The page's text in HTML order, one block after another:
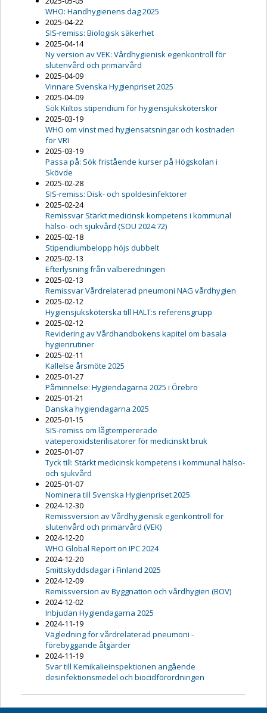
WHO: Handhygienens dag 2025
2025-04-22
SIS-remiss: Biologisk säkerhet
2025-04-14
Ny version av VEK: Vårdhygienisk egenkontroll för
slutenvård och primärvård
2025-04-09
Vinnare Svenska Hygienpriset 2025
2025-04-09
Sök Kiiltos stipendium för hygiensjuksköterskor
2025-03-19
WHO om vinst med hygiensatsningar och kostnaden
för VRI
2025-03-19
Passa på: Sök fristående kurser på Högskolan i
Skövde
2025-02-28
SIS-remiss: Disk- och spoldesinfektorer
2025-02-24
Remissvar Stärkt medicinsk kompetens i kommunal
hälso- och sjukvård (SOU 2024:72)
2025-02-18
Stipendiumbelopp höjs dubbelt
2025-02-13
Efterlysning från valberedningen
2025-02-13
Remissvar Vårdrelaterad pneumoni NAG vårdhygien
2025-02-12
Hygiensjuksköterska till HALT:s referensgrupp
2025-02-12
Revidering av Vårdhandbokens kapitel om basala
hygienrutiner
2025-02-11
Kallelse årsmöte 2025
2025-01-27
Påminnelse: Hygiendagarna 2025 i Örebro
2025-01-21
Danska hygiendagarna 2025
2025-01-15
SIS-remiss om lågtempererade
väteperoxidsterilisatorer för medicinskt bruk
2025-01-07
Tyck till: Stärkt medicinsk kompetens i kommunal hälso-
och sjukvård
2025-01-07
Nominera till Svenska Hygienpriset 2025
2024-12-30
Remissversion av Vårdhygienisk egenkontroll för
slutenvård och primärvård (VEK)
2024-12-20
WHO Global Report on IPC 2024
2024-12-20
Smittskyddsdagar i Finland 2025
2024-12-09
Remissversion av Byggnation och vårdhygien (BOV)
2024-12-02
Inbjudan Hygiendagarna 2025
2024-11-19
Vägledning för vårdrelaterad pneumoni -
förebyggande åtgärder
2024-11-19
Svar till Kemikalieinspektionen angående
desinfektionsmedel och biocidförordningen